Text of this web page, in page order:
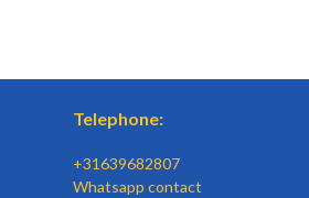
Telephone:
+31639682807
Whatsapp contact